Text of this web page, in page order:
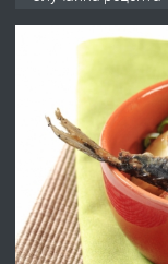
ПРЕДЛАГА